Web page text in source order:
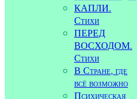
КАПЛИ.
Стихи
ПЕРЕД
ВОСХОДОМ.
Стихи
В Стране, где
всё возможно
Психическая